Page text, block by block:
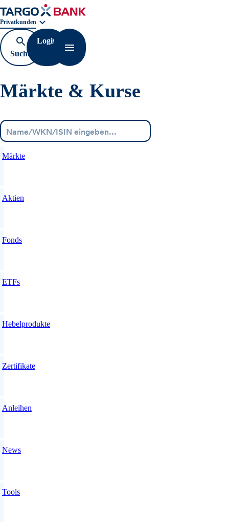
Geschäftsbereichnavigation. Aktuelle Auswahl:
Privatkunden
Suche
öffnen
Login
Navigation öffnen
Märkte & Kurse
Märkte
Aktien
Fonds
ETFs
Hebelprodukte
Zertifikate
Anleihen
News
Tools